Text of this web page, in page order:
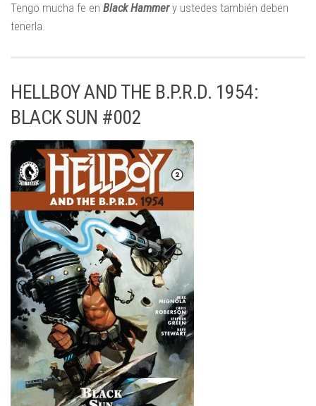
Tengo mucha fe en Black Hammery ustedes también deben
tenerla.
HELLBOY AND THE B.P.R.D. 1954:
BLACK SUN #002